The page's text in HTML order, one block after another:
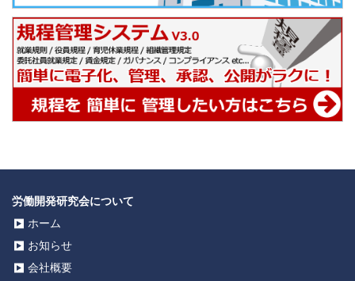
労働開発研究会について
ホーム
お知らせ
会社概要